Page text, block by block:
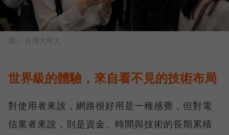
圖／ 台灣大哥大
世界級的體驗，來自看不見的技術布局
對使用者來說，網路很好用是一種感覺，但對電
信業者來說，則是資金、時間與技術的長期累積